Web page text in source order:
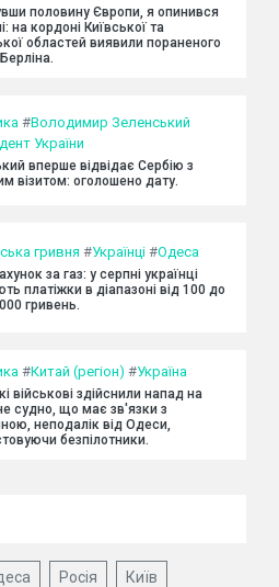
половину Європи, я опинився
на кордоні Київської та
областей виявили пораненого
#Володимир Зеленський
України
вперше відвідає Сербію з
візитом: оголошено дату.
гривня #Українці #Одеса
за газ: у серпні українці
платіжки в діапазоні від 100 до
гривень.
#Китай (регіон) #Україна
військові здійснили напад на
судно, що має зв'язки з
неподалік від Одеси,
безпілотники.
Росія Київ